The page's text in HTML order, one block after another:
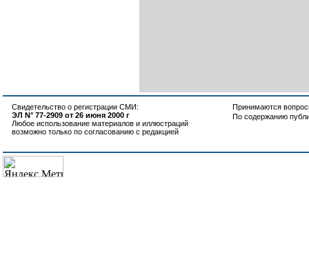
Свидетельство о регистрации СМИ:
ЭЛ N° 77-2909 от 26 июня 2000 г
Любое использование материалов и иллюстраций
возможно только по согласованию с редакцией
Принимаются
По содержанию